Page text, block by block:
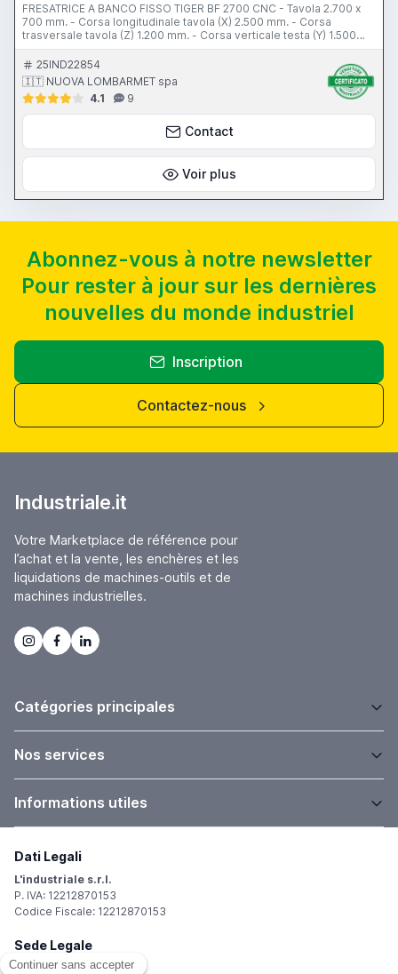
FRESATRICE A BANCO FISSO TIGER BF 2700 CNC - Tavola 2.700 x
700 mm. - Corsa longitudinale tavola (X) 2.500 mm. - Corsa
trasversale tavola (Z) 1.200 mm. - Corsa verticale testa (Y) 1.500
mm. - Corsa ram (W) 500 mm. - Cono mandrino ISO 50 - Potenza
motore mandrino 17 kw. - Velocità mandrino 20 ÷ 2.000 g/min. -
CNC Heidenhain TNC 407 - Peso totale 15,5 tonn. - Anno di
costruzione 1991 COMPLETA DI: - TAVOLA GIREVOLE CNC “ TABONI
“: 770 x 770 MM.; PORTATA 4.000 KG.; 720 POS. - TESTA
AUTOMATICA ORIZZONTALE/VERTICALE
25IND22854
🇮🇹 NUOVA LOMBARMET spa
4.1
9
Contact
Voir plus
Abonnez-vous à notre newsletter
Pour rester à jour sur les dernières
nouvelles du monde industriel
Inscription
Contactez-nous
Industriale.it
Votre Marketplace de référence pour
l’achat et la vente, les enchères et les
liquidations de machines-outils et de
machines industrielles.
Catégories principales
Nos services
Informations utiles
Dati Legali
L'industriale s.r.l.
P. IVA: 12212870153
Codice Fiscale: 12212870153
Sede Legale
Via Carlo Dolci, 32